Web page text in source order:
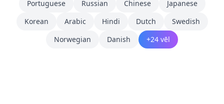
Portuguese Russian Chinese
Japanese
Korean
Arabic Hindi Dutch
Swedish
Norwegian
Danish +24 vēl